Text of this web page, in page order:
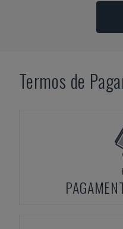
Termos de